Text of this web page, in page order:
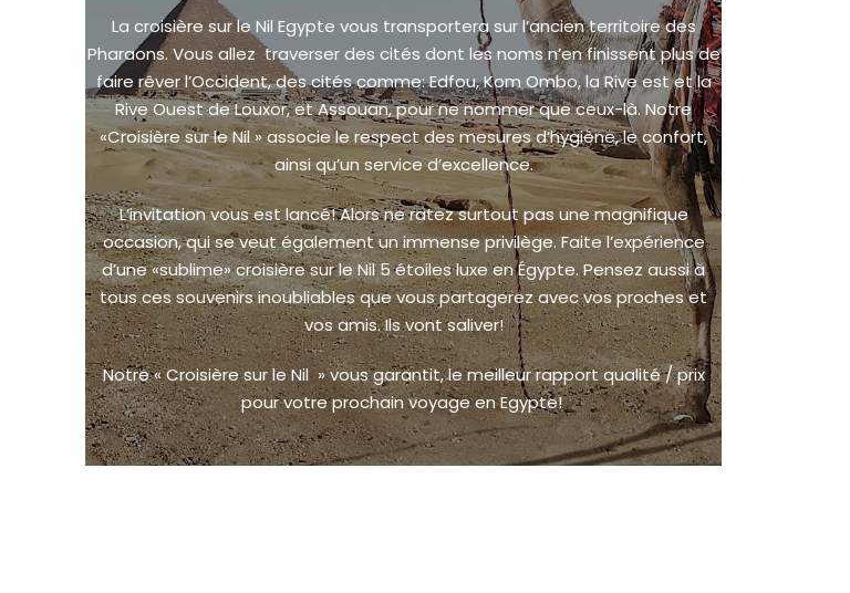
La croisière sur le Nil Egypte vous transportera sur l’ancien territoire des
Pharaons. Vous allez traverser des cités dont les noms n’en finissent plus de
faire rêver l’Occident, des cités comme: Edfou, Kom Ombo, la Rive est et la
Rive Ouest de Louxor, et Assouan, pour ne nommer que ceux-là. Notre
«Croisière sur le Nil » associe le respect des mesures d’hygiène, le confort,
ainsi qu’un service d’excellence.
L’invitation vous est lancé! Alors ne ratez surtout pas une magnifique
occasion, qui se veut également un immense privilège. Faite l’expérience
d’une «sublime» croisière sur le Nil 5 étoiles luxe en Égypte. Pensez aussi à
tous ces souvenirs inoubliables que vous partagerez avec vos proches et
vos amis. Ils vont saliver!
Notre « Croisière sur le Nil » vous garantit, le meilleur rapport qualité / prix
pour votre prochain voyage en Egypte!